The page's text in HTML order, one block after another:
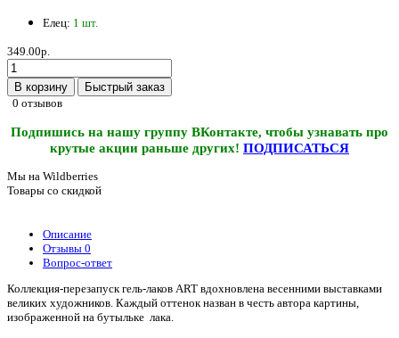
Елец: 1 шт.
349.00р.
В корзину
Быстрый заказ
0 отзывов
Подпишись на нашу группу ВКонтакте, чтобы узнавать про
крутые акции раньше других! ПОДПИСАТЬСЯ
Мы на Wildberries
Товары со скидкой
Описание
Отзывы 0
Вопрос-ответ
Коллекция-перезапуск гель-лаков ART вдохновлена весенними выставками
великих художников. Каждый оттенок назван в честь автора картины,
изображенной на бутыльке лака.